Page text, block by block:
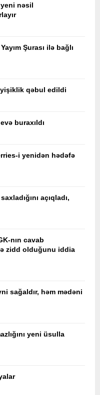
yeni nəsil
Şurası ilə bağlı
qəbul edildi
buraxıldı
i yenidən hədəfə
açıqladı,
nın cavab
zidd olduğunu iddia
sağaldır, həm mədəni
yeni üsulla